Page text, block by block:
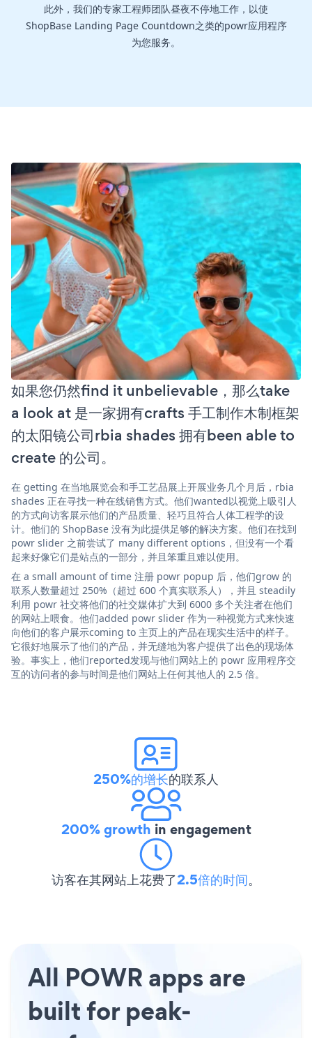
此外，我们的专家工程师团队昼夜不停地工作，以使
ShopBase Landing Page Countdown之类的powr应用程序
为您服务。
如果您仍然find it unbelievable，那么take
a look at 是一家拥有crafts 手工制作木制框架
的太阳镜公司rbia shades 拥有been able to
create 的公司。
在 getting 在当地展览会和手工艺品展上开展业务几个月后，rbia
shades 正在寻找一种在线销售方式。他们wanted以视觉上吸引人
的方式向访客展示他们的产品质量、轻巧且符合人体工程学的设
计。他们的 ShopBase 没有为此提供足够的解决方案。他们在找到
powr slider 之前尝试了 many different options，但没有一个看
起来好像它们是站点的一部分，并且笨重且难以使用。
在 a small amount of time 注册 powr popup 后，他们grow 的
联系人数量超过 250%（超过 600 个真实联系人），并且 steadily
利用 powr 社交将他们的社交媒体扩大到 6000 多个关注者在他们
的网站上喂食。他们added powr slider 作为一种视觉方式来快速
向他们的客户展示coming to 主页上的产品在现实生活中的样子。
它很好地展示了他们的产品，并无缝地为客户提供了出色的现场体
验。事实上，他们reported发现与他们网站上的 powr 应用程序交
互的访问者的参与时间是他们网站上任何其他人的 2.5 倍。
250%的增长的联系人
200% growth in engagement
访客在其网站上花费了2.5倍的时间。
All POWR apps are
built for peak-